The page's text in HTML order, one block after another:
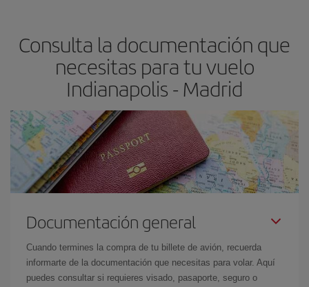
avión más baratos te saldrán. Además, si buscas los vuelos con
las fechas y los horarios del viaje un poco abiertos, podráselegir
el precio más barato.
Consulta la documentación que
necesitas para tu vuelo
Indianapolis - Madrid
Documentación general
Cuando termines la compra de tu billete de avión, recuerda
informarte de la documentación que necesitas para volar. Aquí
puedes consultar si requieres visado, pasaporte, seguro o